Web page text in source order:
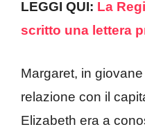
LEGGI QUI: La
scritto una lettera
Margaret, in
relazione con il
Elizabeth era a